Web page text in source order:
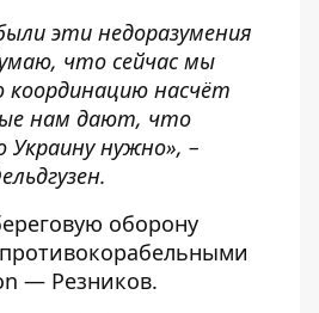
эти недоразумения
что сейчас мы
насчёт
нам дают, что
нужно», –
оборону
— Резников.